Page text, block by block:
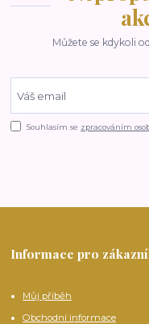
Můžete se kdykoli
Souhlasím se zpracováním
Informace pro
Můj příběh
Obchodní informace